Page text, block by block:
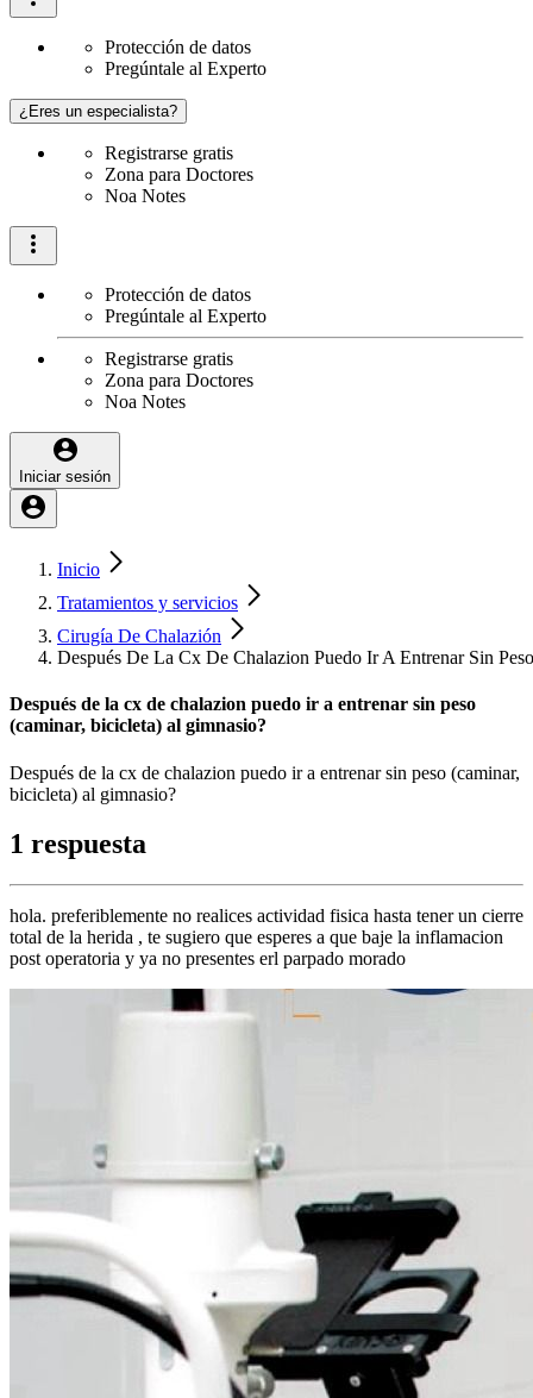
Protección de datos
Pregúntale al Experto
¿Eres un especialista?
Registrarse gratis
Zona para Doctores
Noa Notes
Protección de datos
Pregúntale al Experto
Registrarse gratis
Zona para Doctores
Noa Notes
Iniciar sesión
Inicio
Tratamientos y servicios
Cirugía De Chalazión
Después De La Cx De Chalazion Puedo Ir A Entrenar Sin
Después de la cx de chalazion puedo ir a entrenar sin peso
(caminar, bicicleta) al gimnasio?
Después de la cx de chalazion puedo ir a entrenar sin peso (caminar,
bicicleta) al gimnasio?
1 respuesta
hola. preferiblemente no realices actividad fisica hasta tener un cierre
total de la herida , te sugiero que esperes a que baje la inflamacion
post operatoria y ya no presentes erl parpado morado